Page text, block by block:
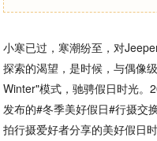
小寒已过，寒潮纷至，对
探索的渴望，是时候，与偶像
Winter"模式，驰骋假日时光。
发布的#冬季美好假日#行摄交
拍行摄爱好者分享的美好假日